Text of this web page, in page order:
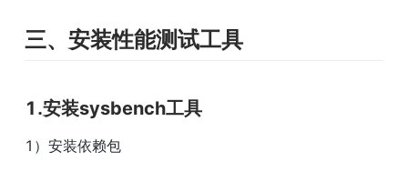
三、安装性能测试工具
1.安装sysbench工具
1）安装依赖包